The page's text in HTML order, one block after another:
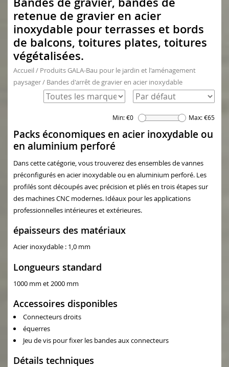
retenue de gravier en acier
inoxydable pour terrasses et bords
de balcons, toitures plates, toitures
végétalisées.
Accueil / Produits GALA-Bau pour le jardin et l'aménagement
paysager/ Bandes d'arrêt de gravier en acier inoxydable
Min: €0 Max: €65
Packs économiques en acier inoxydable ou
en aluminium perforé
Dans cette catégorie, vous trouverez des ensembles de vannes
préconfigurés en acier inoxydable ou en aluminium perforé. Les
profilés sont découpés avec précision et pliés en trois étapes sur
des machines CNC modernes. Idéaux pour les applications
professionnelles intérieures et extérieures.
épaisseurs des matériaux
Acier inoxydable : 1,0 mm
Longueurs standard
1000 mm et 2000 mm
Accessoires disponibles
Connecteurs droits
équerres
Jeu de vis pour fixer les bandes aux connecteurs
Détails techniques